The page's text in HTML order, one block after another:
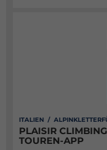
ITALIEN /
PLAISIR
TOUREN-APP